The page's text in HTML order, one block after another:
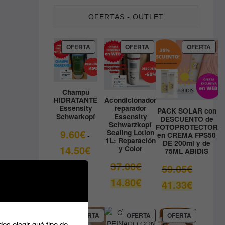
OFERTAS - OUTLET
OFERTAPRODUCTO
EN
OFERTA
Champu
HIDRATANTE
Essensity
Schwarkopf
9.60€ -
14.50€Rango
precios:
14.50€
OFERTA PRODUCTO
EN
OFERTA
Acondicionador
reparador
Essensity
Schwarzkopf
Sealing Lotion
1L: Reparación
y Color
37.00€El
original
37.00€.
14.80€El
precio
es:
OFERTA
EN
PACK SOLAR con
DESCUENTO de
FOTOPROTECTOR
en CREMA FPS50
DE 200ml y de
75ML ABIDIS
59.05€El
original
59.05€.
41.33€El
precio
OFERTAPRODUCTOOFERTA PRODUCTO
OFERTAPRODUCTO